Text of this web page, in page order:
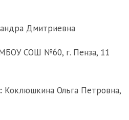
Дмитриевна
СОШ №60, г. Пенза, 11
Коклюшкина Ольга Петровна,